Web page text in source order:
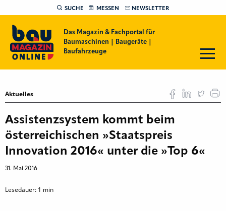
SUCHE MESSEN NEWSLETTER
Das Magazin & Fachportal für
Baumaschinen | Baugeräte |
Baufahrzeuge
Aktuelles
Assistenzsystem kommt beim
österreichischen »Staatspreis
Innovation 2016« unter die »Top 6«
31. Mai 2016
Lesedauer: 1 min